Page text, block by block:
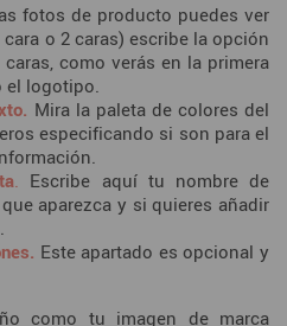
fotos de producto puedes ver
o 2 caras) escribe la opción
como verás en la primera
logotipo.
Mira la paleta de colores del
especificando si son para el
Escribe aquí tu nombre de
aparezca y si quieres añadir
Este apartado es opcional y
como tu imagen de marca